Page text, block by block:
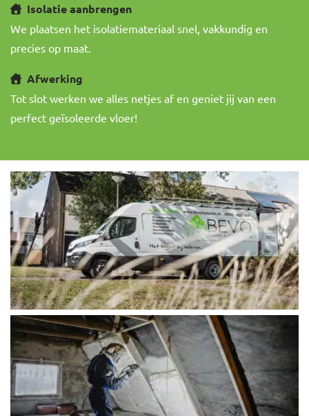
Isolatie aanbrengen
We plaatsen het isolatiemateriaal snel, vakkundig en
precies op maat.
Afwerking
Tot slot werken we alles netjes af en geniet jij van een
perfect geïsoleerde vloer!